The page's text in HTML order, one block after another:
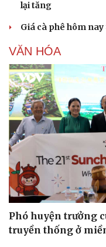
Du lịch
Tư vấn
Săn Tour
check-in
lại tăng
Giá cà phê hôm
VĂN HÓA
Phó huyện trưởng
truyền thống ở